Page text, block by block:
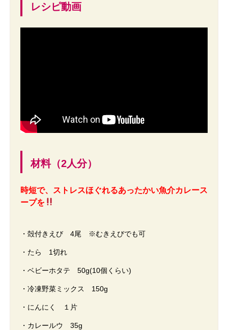
レシピ動画
材料（2人分）
時短で、ストレスほぐれるあったかい魚介カレース
ープを
・殻付きえび 4尾 ※むきえびでも可
・たら 1切れ
・ベビーホタテ 50g(10個くらい)
・冷凍野菜ミックス 150g
・にんにく １片
・カレールウ 35g